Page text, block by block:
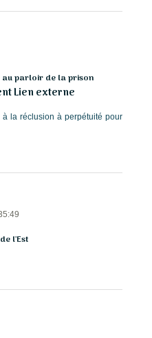
au parloir de la prison
Lien externe
la réclusion à perpétuité pour
l'Est